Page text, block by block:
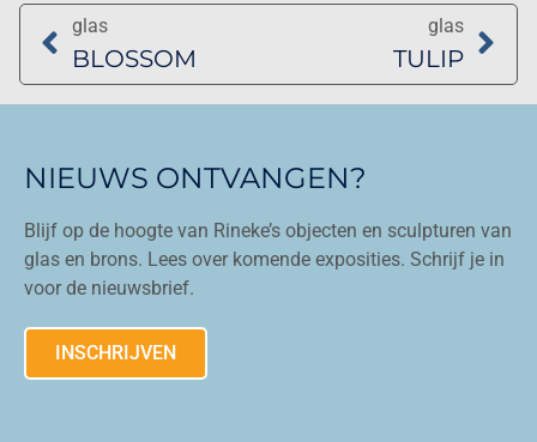
glas
BLOSSOM
glas
TULIP
NIEUWS ONTVANGEN?
Blijf op de hoogte van Rineke’s objecten en sculpturen van
glas en brons. Lees over komende exposities. Schrijf je in
voor de nieuwsbrief.
INSCHRIJVEN